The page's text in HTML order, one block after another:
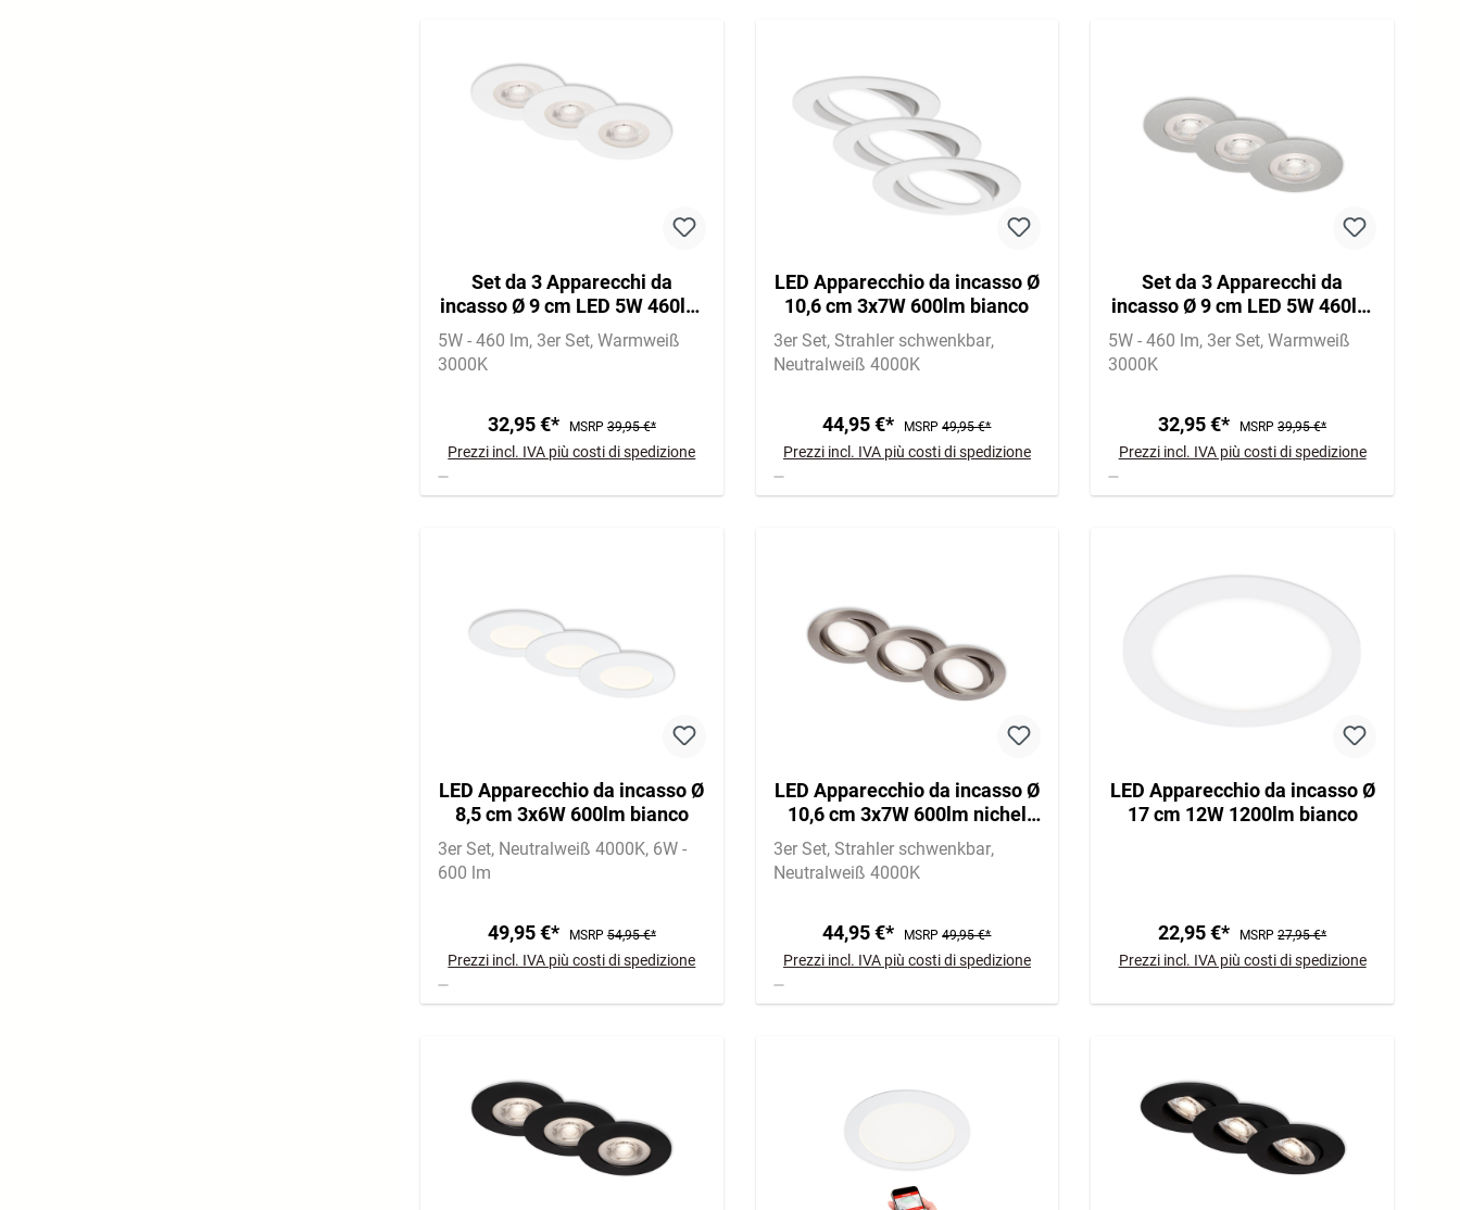
Set da 3 Apparecchi da
incasso Ø 9 cm LED 5W 460lm
bianco
5W - 460 lm 3er Set Warmweiß
3000K
32,95 €* MSRP39,95 €*
Prezzi incl. IVA più costi di spedizione
LED Apparecchio da incasso Ø
10,6 cm 3x7W 600lm bianco
3er Set Strahler schwenkbar
Neutralweiß 4000K
44,95 €* MSRP49,95 €*
Prezzi incl. IVA più costi di spedizione
Set da 3 Apparecchi da
incasso Ø 9 cm LED 5W 460lm
cromo
5W - 460 lm 3er Set Warmweiß
3000K
32,95 €* MSRP39,95 €*
Prezzi incl. IVA più costi di spedizione
LED Apparecchio da incasso Ø
8,5 cm 3x6W 600lm bianco
3er Set Neutralweiß 4000K 6W -
600 lm
49,95 €* MSRP54,95 €*
Prezzi incl. IVA più costi di spedizione
LED Apparecchio da incasso Ø
10,6 cm 3x7W 600lm nichel
opaco
3er Set Strahler schwenkbar
Neutralweiß 4000K
44,95 €* MSRP49,95 €*
Prezzi incl. IVA più costi di spedizione
LED Apparecchio da incasso Ø
17 cm 12W 1200lm bianco
22,95 €* MSRP27,95 €*
Prezzi incl. IVA più costi di spedizione